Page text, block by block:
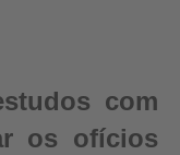
com
os ofícios